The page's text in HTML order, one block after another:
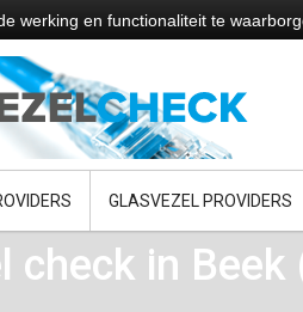
GLASVEZEL PROVIDERS
check in
werking en functionaliteit te